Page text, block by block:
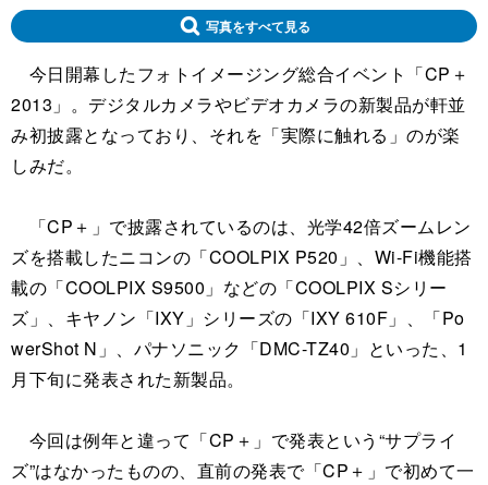
写真をすべて見る
今日開幕したフォトイメージング総合イベント「CP＋
2013」。デジタルカメラやビデオカメラの新製品が軒並
み初披露となっており、それを「実際に触れる」のが楽
しみだ。
「CP＋」で披露されているのは、光学42倍ズームレン
ズを搭載したニコンの「COOLPIX P520」、Wi-Fi機能搭
載の「COOLPIX S9500」などの「COOLPIX Sシリー
ズ」、キヤノン「IXY」シリーズの「IXY 610F」、「Po
werShot N」、パナソニック「DMC-TZ40」といった、1
月下旬に発表された新製品。
今回は例年と違って「CP＋」で発表という“サプライ
ズ”はなかったものの、直前の発表で「CP＋」で初めて一